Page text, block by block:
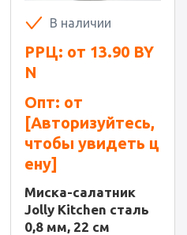
В наличии
РРЦ: от 13.90 BY
N
Опт: от
[Авторизуйтесь,
чтобы увидеть ц
ену]
Миска-салатник
Jolly Kitchen сталь
0,8 мм, 22 см